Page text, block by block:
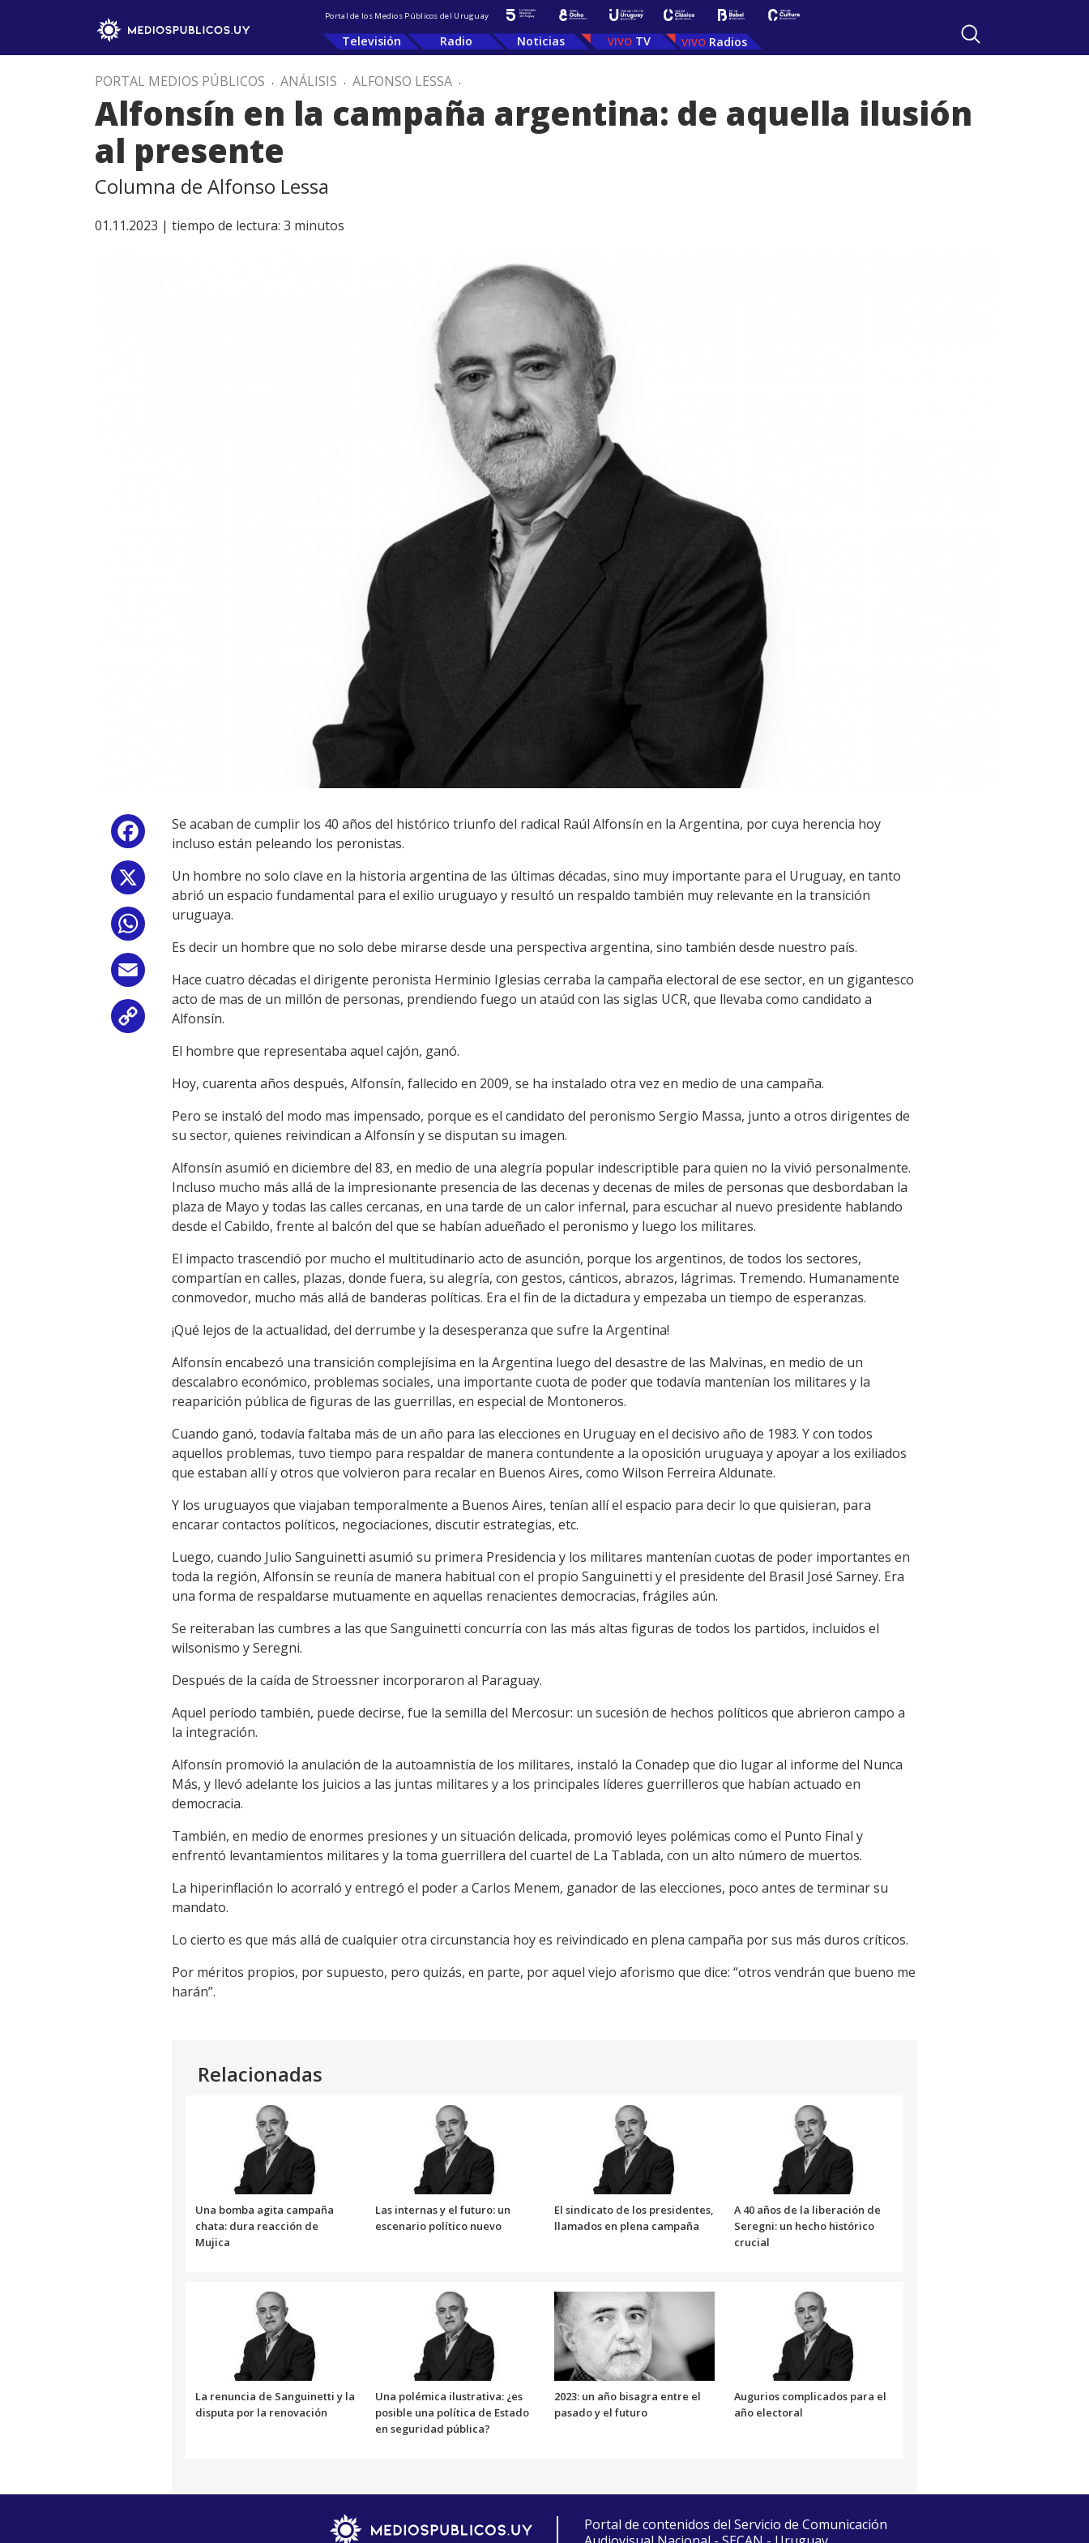
Portal de los Medios Públicos del Uruguay
Televisión Radio Noticias TV Radios
PORTAL MEDIOS PÚBLICOS . ANÁLISIS . ALFONSO LESSA .
Alfonsín en la campaña argentina: de aquella ilusión
al presente
Columna de Alfonso Lessa
01.11.2023 | tiempo de lectura: 3 minutos
Facebook
WhatsApp
Email
Copy
Link
Se acaban de cumplir los 40 años del histórico triunfo del radical Raúl Alfonsín en la Argentina, por cuya herencia hoy
incluso están peleando los peronistas.
Un hombre no solo clave en la historia argentina de las últimas décadas, sino muy importante para el Uruguay, en tanto
abrió un espacio fundamental para el exilio uruguayo y resultó un respaldo también muy relevante en la transición
uruguaya.
Es decir un hombre que no solo debe mirarse desde una perspectiva argentina, sino también desde nuestro país.
Hace cuatro décadas el dirigente peronista Herminio Iglesias cerraba la campaña electoral de ese sector, en un gigantesco
acto de mas de un millón de personas, prendiendo fuego un ataúd con las siglas UCR, que llevaba como candidato a
Alfonsín.
El hombre que representaba aquel cajón, ganó.
Hoy, cuarenta años después, Alfonsín, fallecido en 2009, se ha instalado otra vez en medio de una campaña.
Pero se instaló del modo mas impensado, porque es el candidato del peronismo Sergio Massa, junto a otros dirigentes de
su sector, quienes reivindican a Alfonsín y se disputan su imagen.
Alfonsín asumió en diciembre del 83, en medio de una alegría popular indescriptible para quien no la vivió personalmente.
Incluso mucho más allá de la impresionante presencia de las decenas y decenas de miles de personas que desbordaban la
plaza de Mayo y todas las calles cercanas, en una tarde de un calor infernal, para escuchar al nuevo presidente hablando
desde el Cabildo, frente al balcón del que se habían adueñado el peronismo y luego los militares.
El impacto trascendió por mucho el multitudinario acto de asunción, porque los argentinos, de todos los sectores,
compartían en calles, plazas, donde fuera, su alegría, con gestos, cánticos, abrazos, lágrimas. Tremendo. Humanamente
conmovedor, mucho más allá de banderas políticas. Era el fin de la dictadura y empezaba un tiempo de esperanzas.
¡Qué lejos de la actualidad, del derrumbe y la desesperanza que sufre la Argentina!
Alfonsín encabezó una transición complejísima en la Argentina luego del desastre de las Malvinas, en medio de un
descalabro económico, problemas sociales, una importante cuota de poder que todavía mantenían los militares y la
reaparición pública de figuras de las guerrillas, en especial de Montoneros.
Cuando ganó, todavía faltaba más de un año para las elecciones en Uruguay en el decisivo año de 1983. Y con todos
aquellos problemas, tuvo tiempo para respaldar de manera contundente a la oposición uruguaya y apoyar a los exiliados
que estaban allí y otros que volvieron para recalar en Buenos Aires, como Wilson Ferreira Aldunate.
Y los uruguayos que viajaban temporalmente a Buenos Aires, tenían allí el espacio para decir lo que quisieran, para
encarar contactos políticos, negociaciones, discutir estrategias, etc.
Luego, cuando Julio Sanguinetti asumió su primera Presidencia y los militares mantenían cuotas de poder importantes en
toda la región, Alfonsín se reunía de manera habitual con el propio Sanguinetti y el presidente del Brasil José Sarney. Era
una forma de respaldarse mutuamente en aquellas renacientes democracias, frágiles aún.
Se reiteraban las cumbres a las que Sanguinetti concurría con las más altas figuras de todos los partidos, incluidos el
wilsonismo y Seregni.
Después de la caída de Stroessner incorporaron al Paraguay.
Aquel período también, puede decirse, fue la semilla del Mercosur: un sucesión de hechos políticos que abrieron campo a
la integración.
Alfonsín promovió la anulación de la autoamnistía de los militares, instaló la Conadep que dio lugar al informe del Nunca
Más, y llevó adelante los juicios a las juntas militares y a los principales líderes guerrilleros que habían actuado en
democracia.
También, en medio de enormes presiones y un situación delicada, promovió leyes polémicas como el Punto Final y
enfrentó levantamientos militares y la toma guerrillera del cuartel de La Tablada, con un alto número de muertos.
La hiperinflación lo acorraló y entregó el poder a Carlos Menem, ganador de las elecciones, poco antes de terminar su
mandato.
Lo cierto es que más allá de cualquier otra circunstancia hoy es reivindicado en plena campaña por sus más duros críticos.
Por méritos propios, por supuesto, pero quizás, en parte, por aquel viejo aforismo que dice: “otros vendrán que bueno me
harán”.
Relacionadas
Una bomba agita campaña
chata: dura reacción de
Mujica
Las internas y el futuro: un
escenario político nuevo
El sindicato de los presidentes,
llamados en plena campaña
A 40 años de la liberación de
Seregni: un hecho histórico
crucial
La renuncia de Sanguinetti y la
disputa por la renovación
Una polémica ilustrativa: ¿es
posible una política de Estado
en seguridad pública?
2023: un año bisagra entre el
pasado y el futuro
Augurios complicados para el
año electoral
Portal de contenidos del Servicio de Comunicación